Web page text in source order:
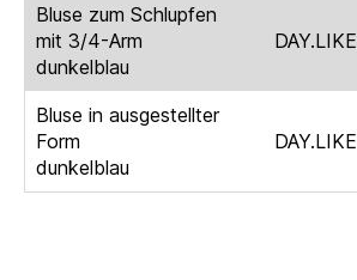
Bluse zum Schlupfen
mit 3/4-Arm
dunkelblau
DAY.LIKE
Bluse in ausgestellter
Form
dunkelblau
DAY.LIKE